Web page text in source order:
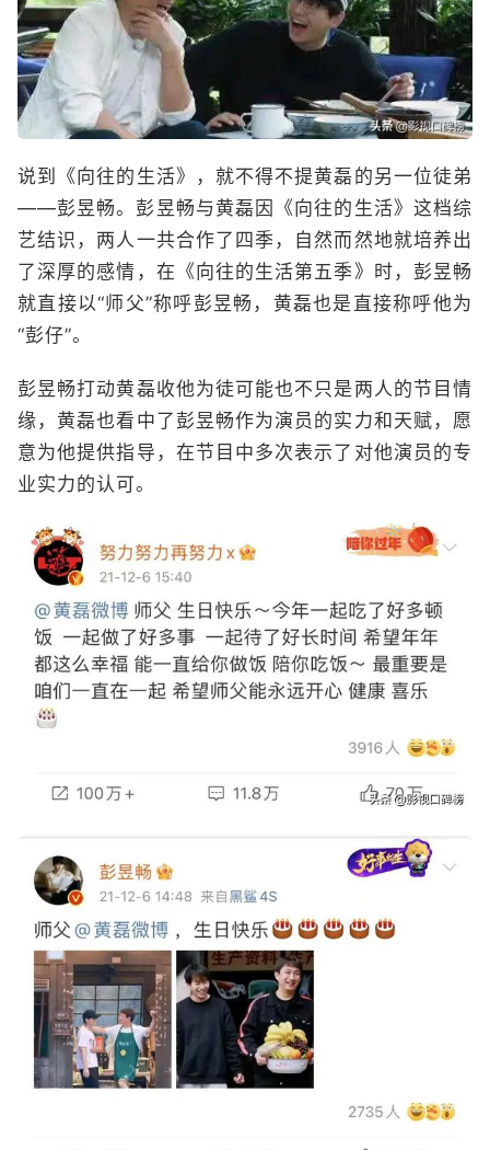
说到《向往的生活》，就不得不提黄磊的另一位徒弟
——彭昱畅。彭昱畅与黄磊因《向往的生活》这档综
艺结识，两人一共合作了四季，自然而然地就培养出
了深厚的感情，在《向往的生活第五季》时，彭昱畅
就直接以“师父”称呼彭昱畅，黄磊也是直接称呼他为
“彭仔”。
彭昱畅打动黄磊收他为徒可能也不只是两人的节目情
缘，黄磊也看中了彭昱畅作为演员的实力和天赋，愿
意为他提供指导，在节目中多次表示了对他演员的专
业实力的认可。